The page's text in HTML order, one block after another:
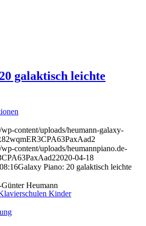
Kinder
galaktisch leichte
content/uploads/heumann-galaxy-
content/uploads/heumannpiano.de-
2020-04-18
Galaxy Piano: 20 galaktisch leichte
Heumann